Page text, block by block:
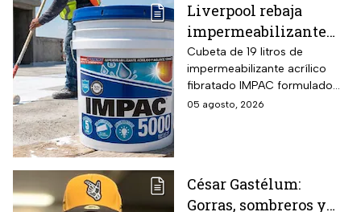
Liverpool rebaja
impermeabilizante
fibratado IMPAC de 19
litros y secado rápido
de 4-6 horas con hasta
13 MSI
Cubeta de 19 litros de
impermeabilizante acrílico
fibratado IMPAC formulado
con base agua, resinas
lámina galvanizada,
fibrocemento y ladrillos,
05 agosto, 2026
César Gastélum:
Gorras, sombreros y